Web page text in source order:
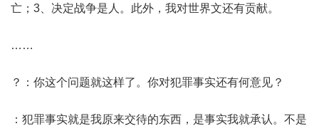
亡；3、决定战争是人。此外，我对世界文还有贡献。
……
？：你这个问题就这样了。你对犯罪事实还有何意见？
：犯罪事实就是我原来交待的东西，是事实我就承认。不是